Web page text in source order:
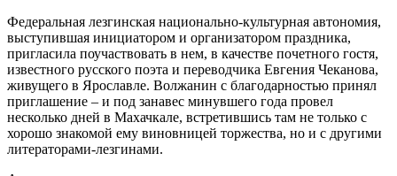
Федеральная лезгинская национально-культурная автономия,
выступившая инициатором и организатором праздника,
пригласила поучаствовать в нем, в качестве почетного гостя,
известного русского поэта и переводчика Евгения Чеканова,
живущего в Ярославле. Волжанин с благодарностью принял
приглашение – и под занавес минувшего года провел
несколько дней в Махачкале, встретившись там не только с
хорошо знакомой ему виновницей торжества, но и с другими
литераторами-лезгинами.